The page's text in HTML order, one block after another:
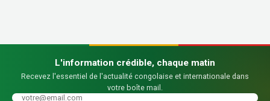
L'information crédible, chaque matin
Recevez l'essentiel de l'actualité congolaise et internationale dans
votre boîte mail.